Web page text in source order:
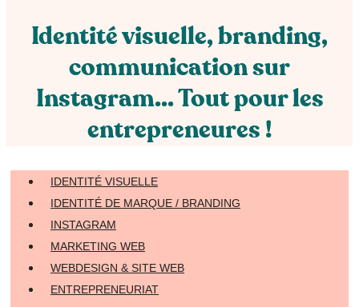
Identité visuelle, branding,
communication sur
Instagram... Tout pour les
entrepreneures !
IDENTITÉ VISUELLE
IDENTITÉ DE MARQUE / BRANDING
INSTAGRAM
MARKETING WEB
WEBDESIGN & SITE WEB
ENTREPRENEURIAT